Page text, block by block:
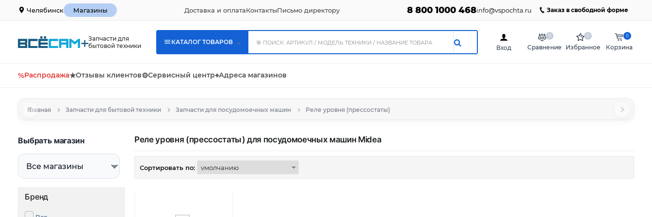
Челябинск Магазины Доставка и оплатаКонтактыПисьмо директору 8 800 1000 468info@vspochta.ru Заказ в свободной форме
Запчасти для
бытовой техники
КАТАЛОГ ТОВАРОВ
Вход Сравнение
0
Избранное
0
Корзина
0
%Распродажа★Отзывы клиентов⚙Сервисный центр⌖Адреса магазинов
Главная Запчасти для бытовой техники Запчасти для посудомоечных машин Реле уровня (прессостаты)
Выбрать магазин
Бренд
Реле уровня (прессостаты) для посудомоечных машин Midea
Сортировать по: